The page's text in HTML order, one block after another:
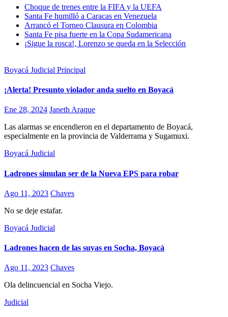
Choque de trenes entre la FIFA y la UEFA
Santa Fe humilló a Caracas en Venezuela
Arrancó el Torneo Clausura en Colombia
Santa Fe pisa fuerte en la Copa Sudamericana
¡Sigue la rosca!, Lorenzo se queda en la Selección
Boyacá Judicial Principal
¡Alerta! Presunto violador anda suelto en Boyacá
Ene 28, 2024 Janeth Araque
Las alarmas se encendieron en el departamento de Boyacá,
especialmente en la provincia de Valderrama y Sugamuxi.
Boyacá Judicial
Ladrones simulan ser de la Nueva EPS para robar
Ago 11, 2023 Chaves
No se deje estafar.
Boyacá Judicial
Ladrones hacen de las suyas en Socha, Boyacá
Ago 11, 2023 Chaves
Ola delincuencial en Socha Viejo.
Judicial